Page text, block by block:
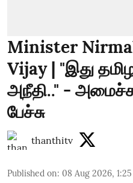
Minister
Vijay | "இது
அநீதி.." -
பேச்சு
thanthitv
Published on: 08 Aug 2026,